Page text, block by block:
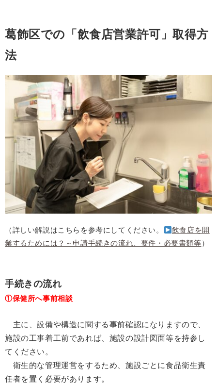
葛飾区での「飲食店営業許可」取得方
法
（詳しい解説はこちらを参考にしてください。
飲食店を開
業するためには？～申請手続きの流れ、要件・必要書類等）
手続きの流れ
①保健所へ事前相談
主に、設備や構造に関する事前確認になりますので、
施設の工事着工前であれば、施設の設計図面等を持参し
てください。
衛生的な管理運営をするため、施設ごとに食品衛生責
任者を置く必要があります。